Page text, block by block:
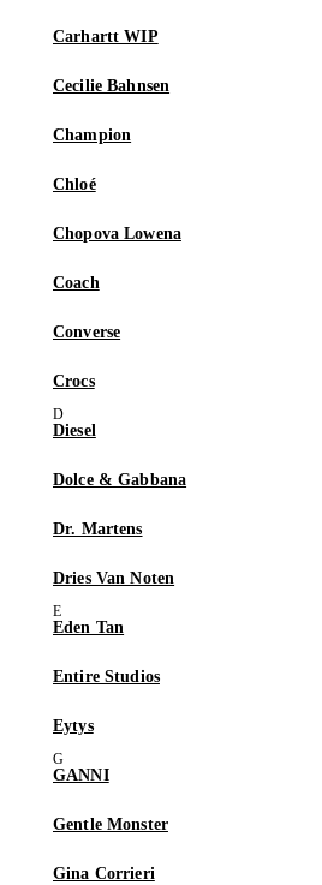
Carhartt WIP
Cecilie Bahnsen
Champion
Chloé
Chopova Lowena
Coach
Converse
Crocs
Diesel
Dolce & Gabbana
Dr. Martens
Dries Van Noten
Eden Tan
Entire Studios
Eytys
GANNI
Gentle Monster
Gina Corrieri